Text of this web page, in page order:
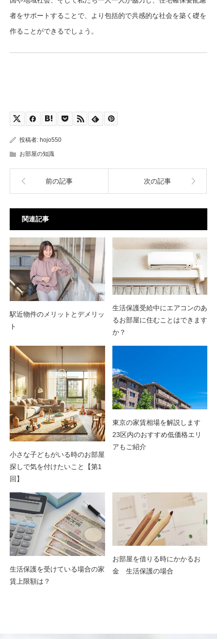
者をサポートすることで、より包括的で共感的な社会を築く礎を
作ることができるでしょう。
投稿者: hojo550
お部屋の知識
前の記事 次の記事
関連記事
駅近物件のメリットとデメリッ
ト
生活保護受給中にエアコンのあ
るお部屋に住むことはできます
か？
小さな子どもがいる時のお部屋
探しで気を付けたいこと【第1
回】
東京の家賃相場を解説します
23区内のおすすめ低価格エリ
アもご紹介
生活保護を受けている場合の家
賃上限額は？
お部屋を借りる時にかかるお
金 生活保護の場合